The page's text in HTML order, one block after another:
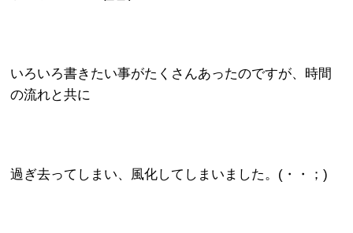
いろいろ書きたい事がたくさんあったのですが、時間
の流れと共に
過ぎ去ってしまい、風化してしまいました。(・・；)